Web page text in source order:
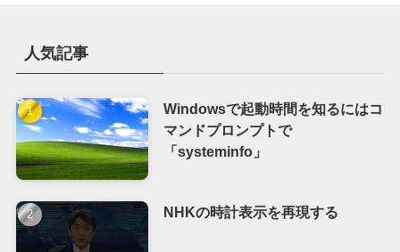
人気記事
Windowsで起動時間を知るにはコ
マンドプロンプトで
「systeminfo」
NHKの時計表示を再現する